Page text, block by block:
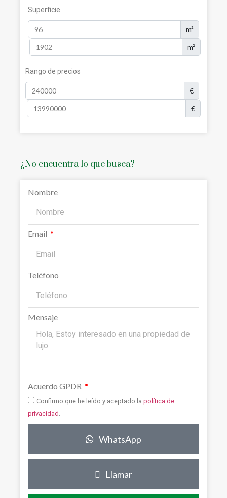
Superficie
m²
m²
Rango de precios
€
€
¿No encuentra lo que busca?
Nombre
Email
Teléfono
Mensaje
Acuerdo GPDR
Confirmo que he leído y aceptado la política de
privacidad .
WhatsApp
Llamar